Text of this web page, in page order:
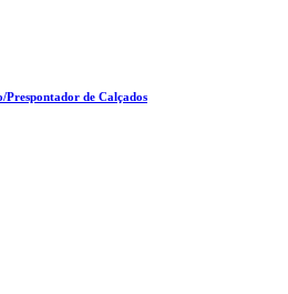
Prespontador de Calçados